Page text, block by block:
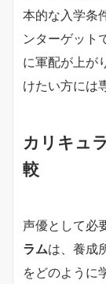
本的な入学条
ンターゲット
に軍配が上が
けたい方には
カリキュ
較
声優として必
ラムは、養成
をどのように